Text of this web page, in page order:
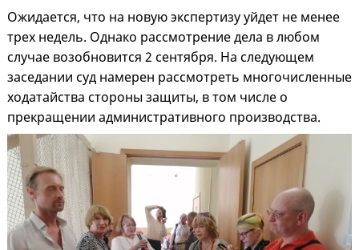
Ожидается, что на новую экспертизу уйдет не менее
трех недель. Однако рассмотрение дела в любом
случае возобновится 2 сентября. На следующем
заседании суд намерен рассмотреть многочисленные
ходатайства стороны защиты, в том числе о
прекращении административного производства.